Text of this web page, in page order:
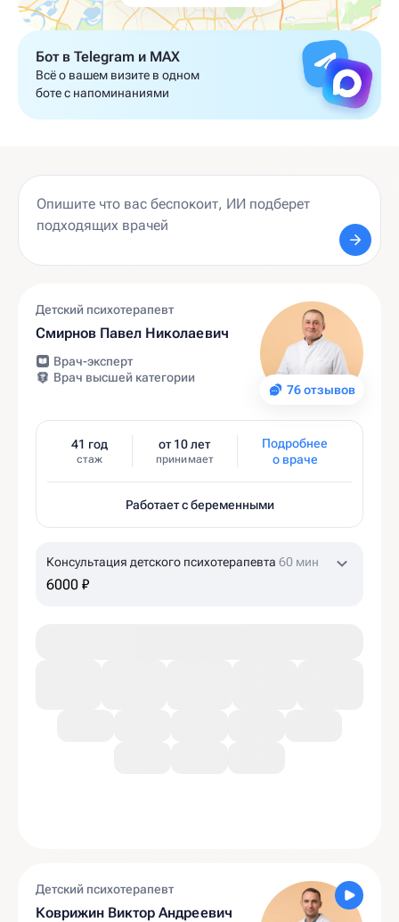
Бот в Telegram и MAX
Всё о вашем визите в одном
боте с напоминаниями
76 отзывов
Детский психотерапевт
Смирнов Павел Николаевич
Врач-эксперт
Врач высшей категории
41 год
стаж
от 10 лет
принимает
Подробнее
о враче
Работает с беременными
Консультация детского психотерапевта 60 мин
6000 ₽
Детский психотерапевт
Коврижин Виктор Андреевич